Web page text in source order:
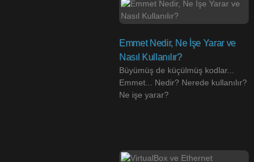
Emmet Nedir, Ne İşe Yarar ve
Nasıl Kullanılır?
Büyümüş de küçülmüş kodlar...
Emmet... Nedir? Nerede kullanılır?
Ne işe yarar?